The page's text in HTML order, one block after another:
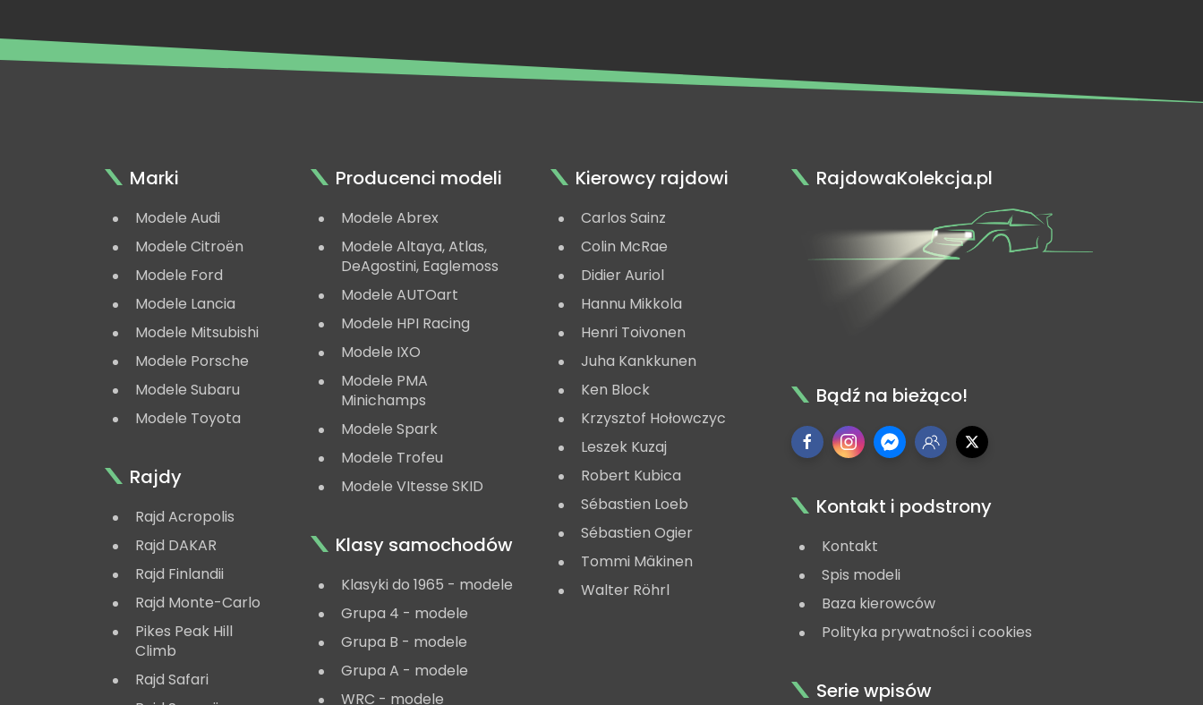
Marki
Modele Audi
Modele Citroën
Modele Ford
Modele Lancia
Modele Mitsubishi
Modele Porsche
Modele Subaru
Modele Toyota
Rajdy
Rajd Acropolis
Rajd DAKAR
Rajd Finlandii
Rajd Monte-Carlo
Pikes Peak Hill
Climb
Rajd Safari
Producenci modeli
Modele Abrex
Modele Altaya, Atlas,
DeAgostini, Eaglemoss
Modele AUTOart
Modele HPI Racing
Modele IXO
Modele PMA
Minichamps
Modele Spark
Modele Trofeu
Modele VItesse SKID
Klasy samochodów
Klasyki do 1965 - modele
Grupa 4 - modele
Grupa B - modele
Grupa A - modele
WRC - modele
Kierowcy rajdowi
Carlos Sainz
Colin McRae
Didier Auriol
Hannu Mikkola
Henri Toivonen
Juha Kankkunen
Ken Block
Krzysztof Hołowczyc
Leszek Kuzaj
Robert Kubica
Sébastien Loeb
Sébastien Ogier
Tommi Mäkinen
Walter Röhrl
RajdowaKolekcja.pl
Bądź na bieżąco!
Kontakt i podstrony
Kontakt
Spis modeli
Baza kierowców
Polityka prywatności i cookies
Serie wpisów